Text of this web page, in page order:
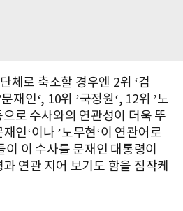
체로 축소할 경우엔 2위 ‘검
재인‘, 10위 ’국정원‘, 12위 ’노
으로 수사와의 연관성이 더욱 뚜
인‘이나 ’노무현‘이 연관어로
이 수사를 문재인 대통령이
연관 지어 보기도 함을 짐작케